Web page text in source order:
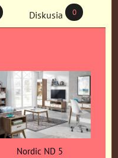
Diskusia 0
Nordic ND 5